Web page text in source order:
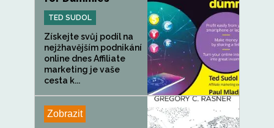
TED SUDOL
Získejte svůj podíl na
nejžhavějším podnikání
online dnes Affiliate
marketing je vaše
cesta k...
Zobrazit